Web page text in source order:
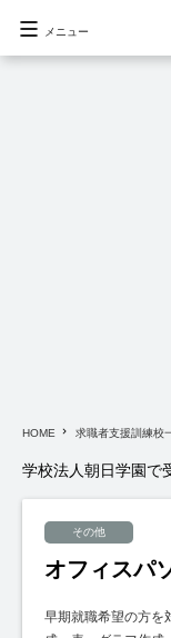
メニュー
HOME navigate_next 求職者支援訓練校
学校法人朝日学園で
その他
オフィスパ
早期就職希望の方を